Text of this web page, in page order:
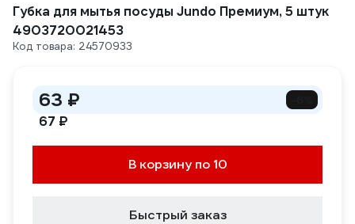
Губка для мытья посуды Jundo Премиум, 5 штук
4903720021453
Код товара: 24570933
63 ₽
67 ₽
В корзину по 10
Быстрый заказ